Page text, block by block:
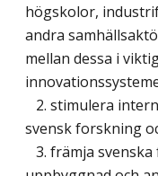
högskolor,
andra
mellan dessa i
2. stimulera
svensk forskning
3. främja